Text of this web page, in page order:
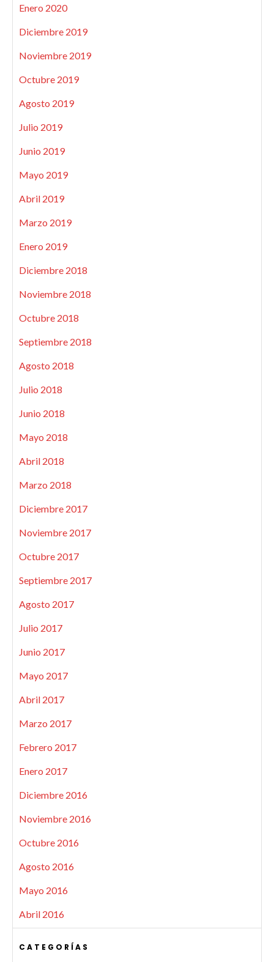
Enero 2020
Diciembre 2019
Noviembre 2019
Octubre 2019
Agosto 2019
Julio 2019
Junio 2019
Mayo 2019
Abril 2019
Marzo 2019
Enero 2019
Diciembre 2018
Noviembre 2018
Octubre 2018
Septiembre 2018
Agosto 2018
Julio 2018
Junio 2018
Mayo 2018
Abril 2018
Marzo 2018
Diciembre 2017
Noviembre 2017
Octubre 2017
Septiembre 2017
Agosto 2017
Julio 2017
Junio 2017
Mayo 2017
Abril 2017
Marzo 2017
Febrero 2017
Enero 2017
Diciembre 2016
Noviembre 2016
Octubre 2016
Agosto 2016
Mayo 2016
Abril 2016
CATEGORÍAS